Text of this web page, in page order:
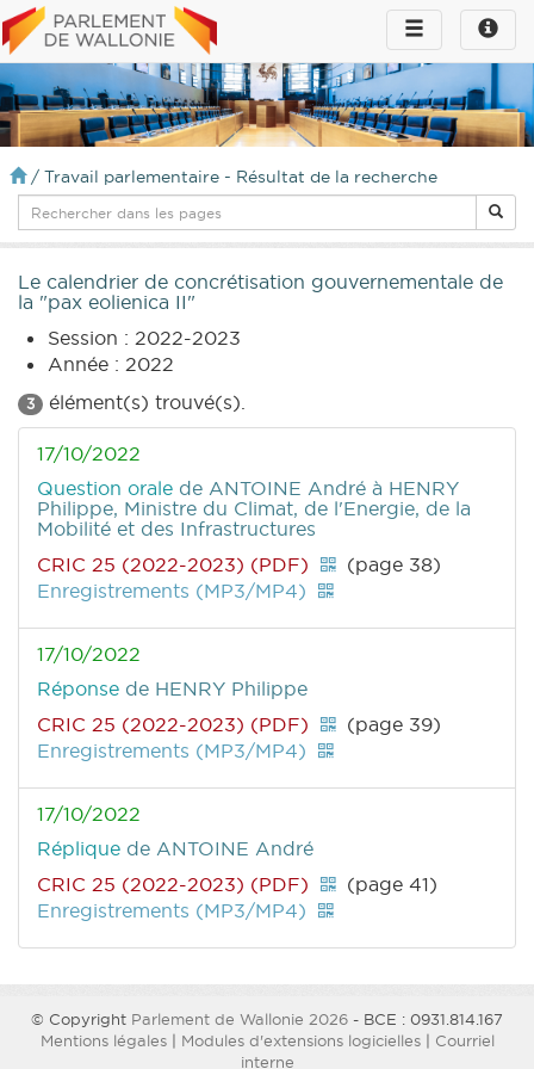
Toggle
infos
Toggle
navigation
/ Travail parlementaire - Résultat de la recherche
Le calendrier de concrétisation gouvernementale de
la "pax eolienica II"
Session : 2022-2023
Année : 2022
3 élément(s) trouvé(s).
17/10/2022
Question orale de ANTOINE André à HENRY
Philippe, Ministre du Climat, de l'Energie, de la
Mobilité et des Infrastructures
CRIC 25 (2022-2023) (PDF)
(page 38)
Enregistrements (MP3/MP4)
17/10/2022
Réponse de HENRY Philippe
CRIC 25 (2022-2023) (PDF)
(page 39)
Enregistrements (MP3/MP4)
17/10/2022
Réplique de ANTOINE André
CRIC 25 (2022-2023) (PDF)
(page 41)
Enregistrements (MP3/MP4)
© Copyright Parlement de Wallonie 2026 - BCE : 0931.814.167
Mentions légales| Modules d'extensions logicielles| Courriel
interne